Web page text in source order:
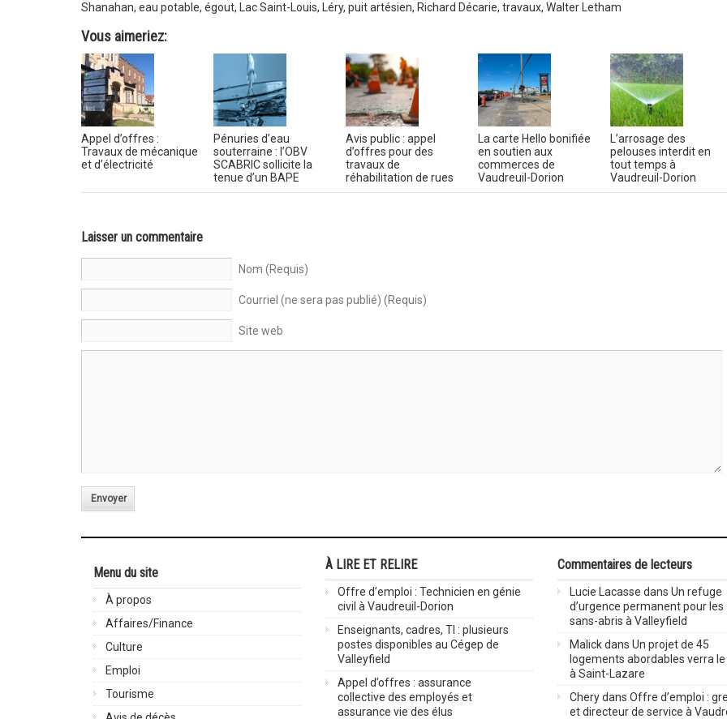
Shanahan, eau potable, égout, Lac Saint-Louis, Léry, puit artésien, Richard Décarie, travaux, Walter Letham
Vous aimeriez:
Appel d’offres :
Travaux de mécanique
et d’électricité
Pénuries d’eau
souterraine : l’OBV
SCABRIC sollicite la
tenue d’un BAPE
Avis public : appel
d’offres pour des
travaux de
réhabilitation de rues
La carte Hello bonifiée
en soutien aux
commerces de
Vaudreuil-Dorion
L’arrosage des
pelouses interdit en
tout temps à
Vaudreuil-Dorion
Laisser un commentaire
Nom (Requis)
Courriel (ne sera pas publié) (Requis)
Site web
Envoyer
Menu du site
À propos
Affaires/Finance
Culture
Emploi
Tourisme
À LIRE ET RELIRE
Offre d’emploi : Technicien en génie
civil à Vaudreuil-Dorion
Enseignants, cadres, TI : plusieurs
postes disponibles au Cégep de
Valleyfield
Appel d’offres : assurance
collective des employés et
assurance vie des élus
Commentaires de lecteurs
Lucie Lacasse dans Un refuge
d’urgence permanent pour les
sans-abris à Valleyfield
Malickdans Un projet de 45
logements abordables verra
à Saint-Lazare
Cherydans Offre d’emploi :
et directeur de service à